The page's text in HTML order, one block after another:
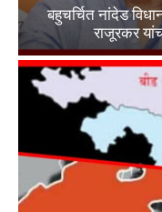
बहुचर्चित नांदेड
राजूरकर